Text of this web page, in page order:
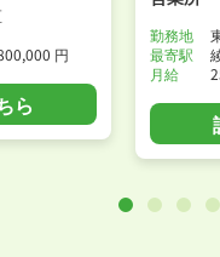
円
ら
勤務地
最寄駅
月給